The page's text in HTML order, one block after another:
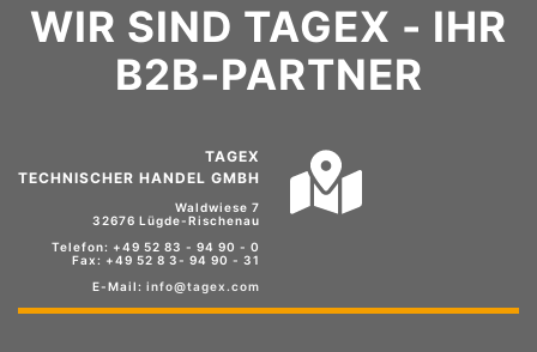
WIR SIND TAGEX - IHR
B2B-PARTNER
TAGEX
TECHNISCHER HANDEL GMBH
Waldwiese 7
32676 Lügde-Rischenau
Telefon: +49 52 83 - 94 90 - 0
Fax: +49 52 8 3- 94 90 - 31
E-Mail: info@tagex.com